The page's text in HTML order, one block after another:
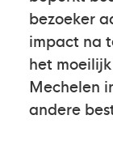
bezoeker
impact na
het
Mechelen
andere